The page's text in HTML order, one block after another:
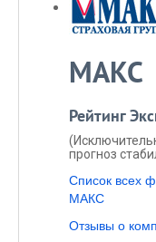
МАКС
Рейтинг
прогноз
Список всех
МАКС
Отзывы о